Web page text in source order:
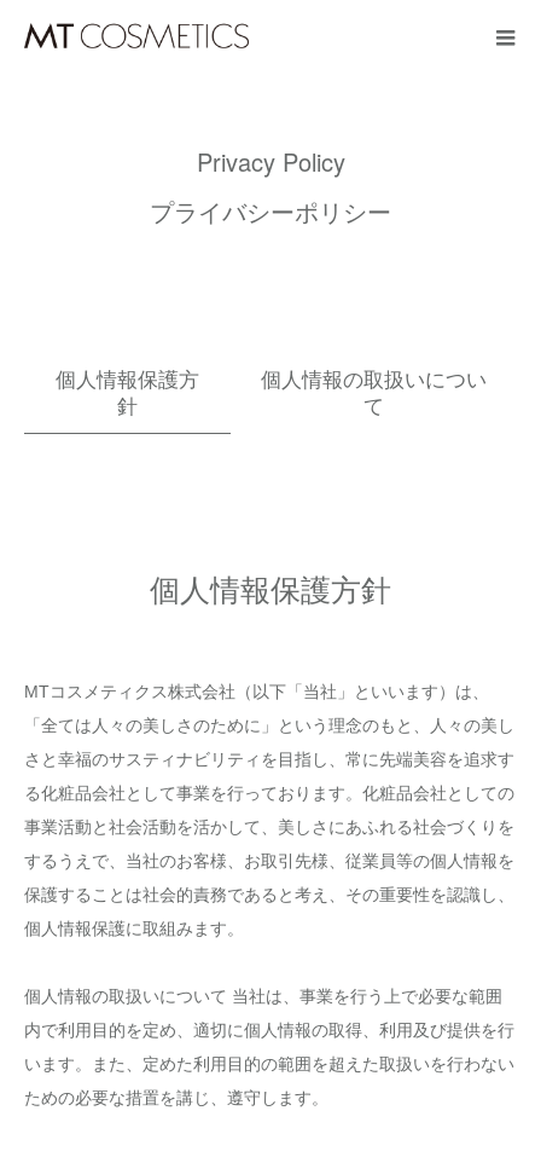
Privacy Policy
プライバシーポリシー
個人情報保護方
針
個人情報の取扱いについ
て
個人情報保護方針
MTコスメティクス株式会社（以下「当社」といいます）は、
「全ては人々の美しさのために」という理念のもと、人々の美し
さと幸福のサスティナビリティを目指し、常に先端美容を追求す
る化粧品会社として事業を行っております。化粧品会社としての
事業活動と社会活動を活かして、美しさにあふれる社会づくりを
するうえで、当社のお客様、お取引先様、従業員等の個人情報を
保護することは社会的責務であると考え、その重要性を認識し、
個人情報保護に取組みます。
個人情報の取扱いについて 当社は、事業を行う上で必要な範囲
内で利用目的を定め、適切に個人情報の取得、利用及び提供を行
います。また、定めた利用目的の範囲を超えた取扱いを行わない
ための必要な措置を講じ、遵守します。